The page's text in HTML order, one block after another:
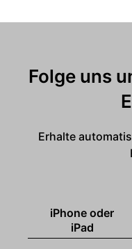
Folge uns
Erhalte
iPhone oder
iPad